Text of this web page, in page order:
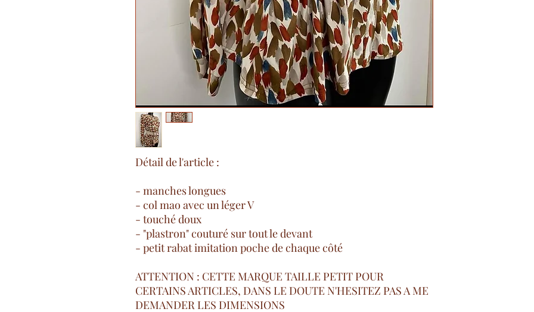
Détail de l'article :
- manches longues
- col mao avec un léger V
- touché doux
- "plastron" couturé sur tout le devant
- petit rabat imitation poche de chaque côté
ATTENTION : CETTE MARQUE TAILLE PETIT POUR
CERTAINS ARTICLES, DANS LE DOUTE N'HESITEZ PAS A ME
DEMANDER LES DIMENSIONS